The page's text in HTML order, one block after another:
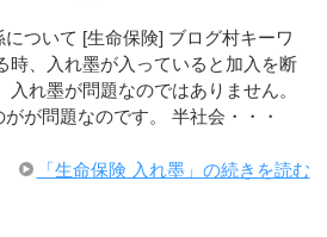
ついて [生命保険] ブログ村キーワ
時、入れ墨が入っていると加入を断
入れ墨が問題なのではありません。
が問題なのです。 半社会・・・
「生命保険 入れ墨」の続きを読む